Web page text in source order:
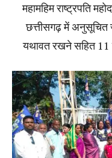
महामहिम राष्ट्रपति
छत्तीसगढ़ में अनुसूचित
यथावत रखने सहित 11